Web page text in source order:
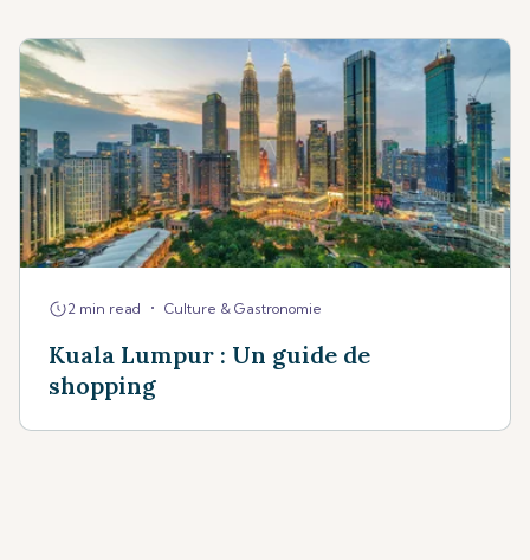
2 min read • Culture & Gastronomie
Kuala Lumpur : Un guide de
shopping